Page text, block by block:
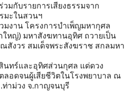
ร่วมกับรายการเสียงธรรมจาก
มะในสวนฯ
งาน โครงการบำเพ็ญมหากุศล
หญ่) มหาสังฆทานอุทิศ ถวายเป็น
สังวร สมเด็จพระสังฆราช สกลมหา
นทร์และอุทิศส่วนกุศล แด่ดวง
อดจนผู้เสียชีวิตในโรงพยาบาล ณ
าม่วง จ.กาญจนบุรี